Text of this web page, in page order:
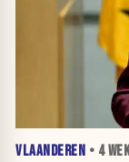
VLAANDEREN • 4